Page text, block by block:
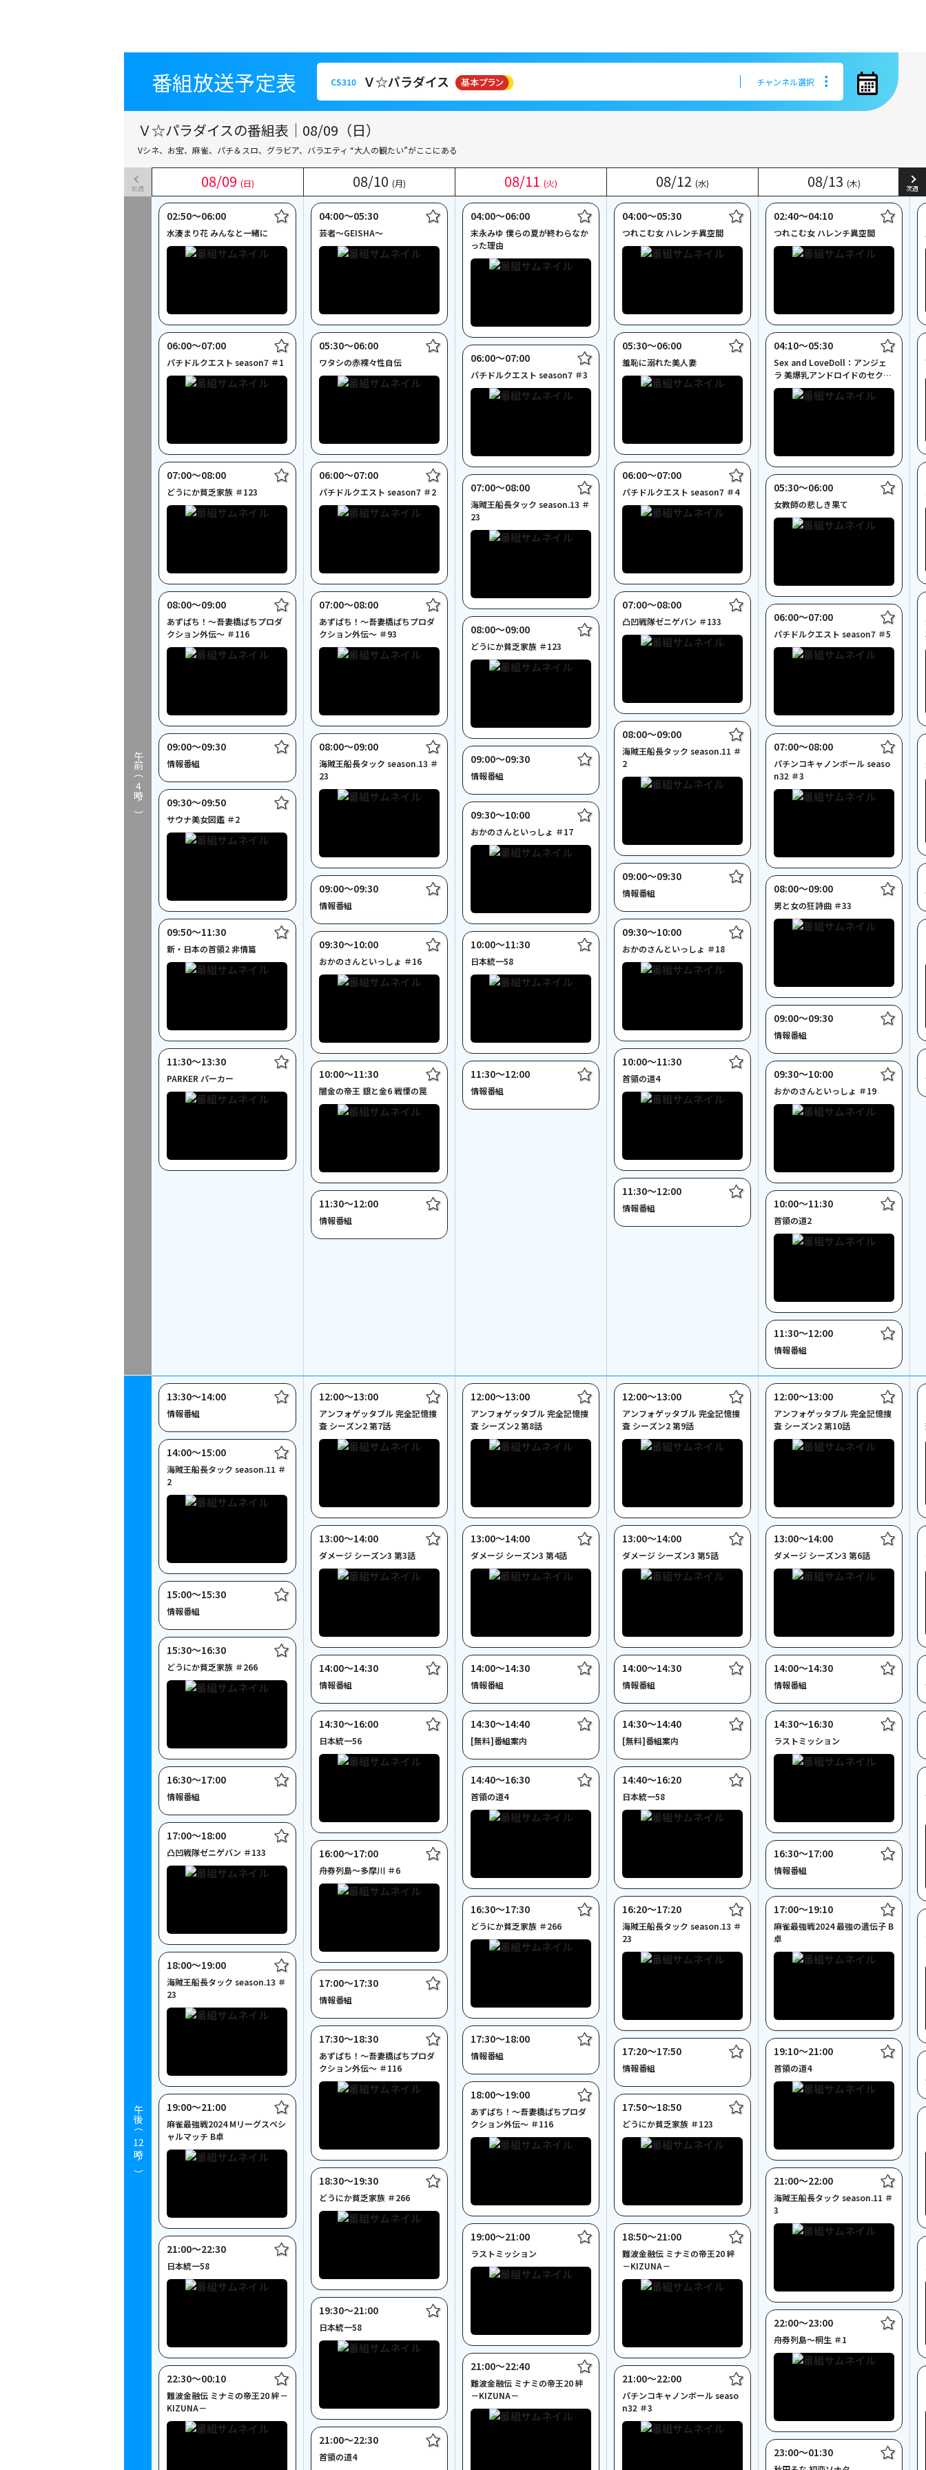
番組放送予定表 CS310 Ｖ☆パラダイス チャンネル選択
番組放送予定表 Ｖ☆パラダイス
Ｖ☆パラダイスの番組表｜08/09（日）
Vシネ、お宝、麻雀、パチ＆スロ、グラビア、バラエティ “大人の観たい”がここにある
08/09 (日) 08/10 (月) 08/11 (火) 08/12 (水) 08/13 (木)
前週 次週
午前（
4
時～）
午後（
12
時～）
08/09 (日) 08/10 (月) 08/11 (火) 08/12 (水) 08/13 (木)
02:50〜06:00
水湊まり花 みんなと一緒に
06:00〜07:00
パチドルクエスト season7 ＃1
07:00〜08:00
どうにか貧乏家族 ＃123
08:00〜09:00
あずぱち！～吾妻橋ぱちプロダ
クション外伝～ ＃116
09:00〜09:30
情報番組
09:30〜09:50
サウナ美女図鑑 ＃2
09:50〜11:30
新・日本の首領2 非情篇
11:30〜13:30
PARKER パーカー
04:00〜05:30
芸者～GEISHA～
05:30〜06:00
ワタシの赤裸々性自伝
06:00〜07:00
パチドルクエスト season7 ＃2
07:00〜08:00
あずぱち！～吾妻橋ぱちプロダ
クション外伝～ ＃93
08:00〜09:00
海賊王船長タック season.13 ＃
23
09:00〜09:30
情報番組
09:30〜10:00
おかのさんといっしょ ＃16
10:00〜11:30
闇金の帝王 銀と金6 戦慄の罠
11:30〜12:00
情報番組
04:00〜06:00
末永みゆ 僕らの夏が終わらなか
った理由
06:00〜07:00
パチドルクエスト season7 ＃3
07:00〜08:00
海賊王船長タック season.13 ＃
23
08:00〜09:00
どうにか貧乏家族 ＃123
09:00〜09:30
情報番組
09:30〜10:00
おかのさんといっしょ ＃17
10:00〜11:30
日本統一58
11:30〜12:00
情報番組
04:00〜05:30
つれこむ女 ハレンチ異空間
05:30〜06:00
羞恥に溺れた美人妻
06:00〜07:00
パチドルクエスト season7 ＃4
07:00〜08:00
凸凹戦隊ゼニゲバン ＃133
08:00〜09:00
海賊王船長タック season.11 ＃
2
09:00〜09:30
情報番組
09:30〜10:00
おかのさんといっしょ ＃18
10:00〜11:30
首領の道4
11:30〜12:00
情報番組
02:40〜04:10
つれこむ女 ハレンチ異空間
04:10〜05:30
Sex and LoveDoll：アンジェ
ラ 美爆乳アンドロイドのセクシ
ー実践講座
05:30〜06:00
女教師の悲しき果て
06:00〜07:00
パチドルクエスト season7 ＃5
07:00〜08:00
パチンコキャノンボール seaso
n32 ＃3
08:00〜09:00
男と女の狂詩曲 ＃33
09:00〜09:30
情報番組
09:30〜10:00
おかのさんといっしょ ＃19
10:00〜11:30
首領の道2
11:30〜12:00
情報番組
13:30〜14:00
情報番組
14:00〜15:00
海賊王船長タック season.11 ＃
2
15:00〜15:30
情報番組
15:30〜16:30
どうにか貧乏家族 ＃266
16:30〜17:00
情報番組
17:00〜18:00
凸凹戦隊ゼニゲバン ＃133
18:00〜19:00
海賊王船長タック season.13 ＃
23
19:00〜21:00
麻雀最強戦2024 Mリーグスペシ
ャルマッチ B卓
21:00〜22:30
日本統一58
22:30〜00:10
難波金融伝 ミナミの帝王20 絆－
KIZUNA－
12:00〜13:00
アンフォゲッタブル 完全記憶捜
査 シーズン2 第7話
13:00〜14:00
ダメージ シーズン3 第3話
14:00〜14:30
情報番組
14:30〜16:00
日本統一56
16:00〜17:00
舟券列島～多摩川 ＃6
17:00〜17:30
情報番組
17:30〜18:30
あずぱち！～吾妻橋ぱちプロダ
クション外伝～ ＃116
18:30〜19:30
どうにか貧乏家族 ＃266
19:30〜21:00
日本統一58
21:00〜22:30
首領の道4
12:00〜13:00
アンフォゲッタブル 完全記憶捜
査 シーズン2 第8話
13:00〜14:00
ダメージ シーズン3 第4話
14:00〜14:30
情報番組
14:30〜14:40
[無料]番組案内
14:40〜16:30
首領の道4
16:30〜17:30
どうにか貧乏家族 ＃266
17:30〜18:00
情報番組
18:00〜19:00
あずぱち！～吾妻橋ぱちプロダ
クション外伝～ ＃116
19:00〜21:00
ラストミッション
21:00〜22:40
難波金融伝 ミナミの帝王20 絆
－KIZUNA－
12:00〜13:00
アンフォゲッタブル 完全記憶捜
査 シーズン2 第9話
13:00〜14:00
ダメージ シーズン3 第5話
14:00〜14:30
情報番組
14:30〜14:40
[無料]番組案内
14:40〜16:20
日本統一58
16:20〜17:20
海賊王船長タック season.13 ＃
23
17:20〜17:50
情報番組
17:50〜18:50
どうにか貧乏家族 ＃123
18:50〜21:00
難波金融伝 ミナミの帝王20 絆
－KIZUNA－
21:00〜22:00
パチンコキャノンボール seaso
n32 ＃3
12:00〜13:00
アンフォゲッタブル 完全記憶捜
査 シーズン2 第10話
13:00〜14:00
ダメージ シーズン3 第6話
14:00〜14:30
情報番組
14:30〜16:30
ラストミッション
16:30〜17:00
情報番組
17:00〜19:10
麻雀最強戦2024 最強の遺伝子 B
卓
19:10〜21:00
首領の道4
21:00〜22:00
海賊王船長タック season.11 ＃
3
22:00〜23:00
舟券列島～桐生 ＃1
23:00〜01:30